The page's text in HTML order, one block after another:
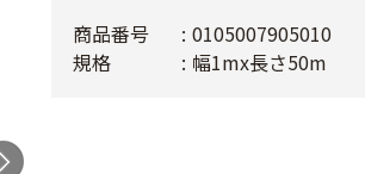
商品番号
0105007905010
規格
幅1mx長さ50m